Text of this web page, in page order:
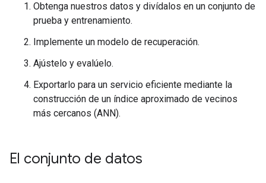
Obtenga nuestros datos y divídalos en un conjunto de
prueba y entrenamiento.
Implemente un modelo de recuperación.
Ajústelo y evalúelo.
Exportarlo para un servicio eficiente mediante la
construcción de un índice aproximado de vecinos
más cercanos (ANN).
El conjunto de datos